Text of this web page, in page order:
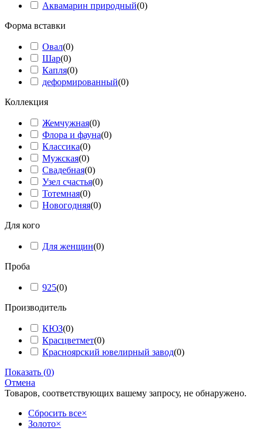
Аквамарин природный(0)
Форма вставки
Овал(0)
Шар(0)
Капля(0)
деформированный(0)
Коллекция
Жемчужная(0)
Флора и фауна(0)
Классика(0)
Мужская(0)
Свадебная(0)
Узел счастья(0)
Тотемная(0)
Новогодняя(0)
Для кого
Для женщин(0)
Проба
925(0)
Производитель
КЮЗ(0)
Красцветмет(0)
Красноярский ювелирный завод(0)
Показать (0)
Отмена
Товаров, соответствующих вашему запросу, не обнаружено.
Сбросить все×
Золото×